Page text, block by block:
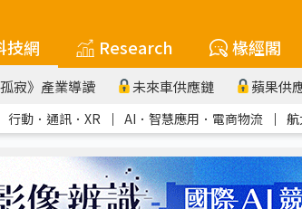
技網 Research 椽經閣
寂》產業導讀 未來車供應鏈 蘋果供
行動．通訊．XR ｜ AI．智慧應用．電商物流 ｜